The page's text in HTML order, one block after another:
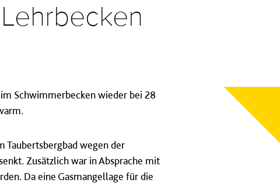
Schwimmerbecken wieder bei 28
Taubertsbergbad wegen der
Zusätzlich war in Absprache mit
Da eine Gasmangellage für die